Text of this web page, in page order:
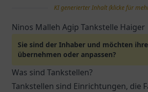
KI generierter Inhalt (klicke für
Ninos Malleh Agip Tankstelle Haiger
Sie sind der Inhaber und möchten
übernehmen oder anpassen?
Was sind Tankstellen?
Tankstellen sind Einrichtungen, die